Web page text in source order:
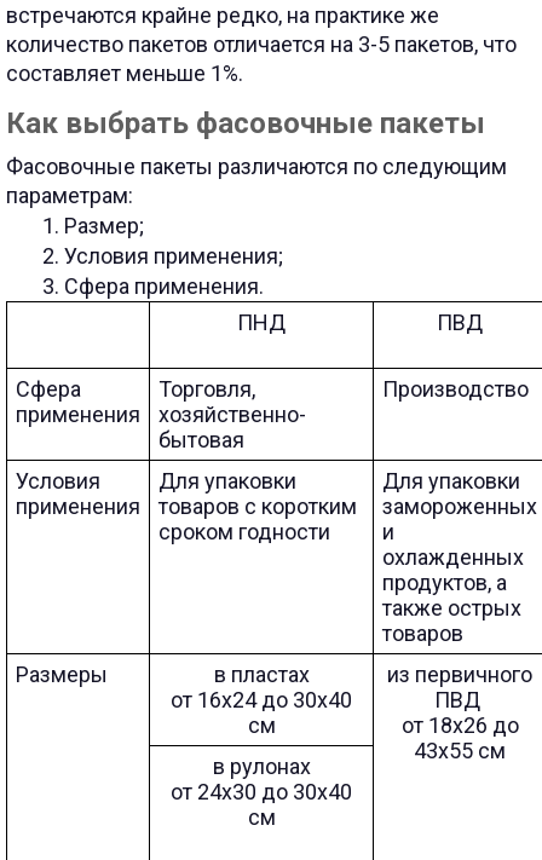
встречаются крайне редко, на практике же
количество пакетов отличается на 3-5 пакетов, что
составляет меньше 1%.
Как выбрать фасовочные пакеты
Фасовочные пакеты различаются по следующим
параметрам:
Размер;
Условия применения;
Сфера применения.
ПНД
ПВД
Сфера
применения
Торговля,
хозяйственно-
бытовая
Производство
Условия
применения
Для упаковки
товаров с коротким
сроком годности
Для упаковки
замороженных
и
охлажденных
продуктов, а
также острых
товаров
Размеры
в пластах
от 16х24 до 30х40
см
из первичного
ПВД
от 18х26 до
43х55 см
в рулонах
от 24х30 до 30х40
см